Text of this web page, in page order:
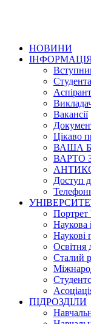
НОВИНИ
Вакансії
Цікаво
ВАША
ВАРТО
Доступ
Наукова
Наукові
Освітня
Сталий
ПІДРОЗДІЛИ